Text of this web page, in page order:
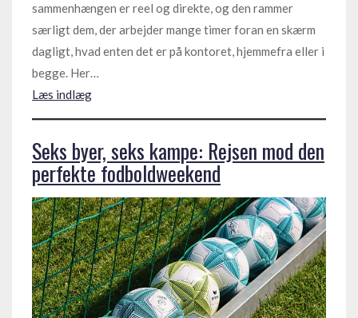
sammenhængen er reel og direkte, og den rammer
særligt dem, der arbejder mange timer foran en skærm
dagligt, hvad enten det er på kontoret, hjemmefra eller i
begge. Her…
Læs indlæg
Seks byer, seks kampe: Rejsen mod den
perfekte fodboldweekend